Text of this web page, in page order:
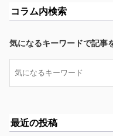
コラム内検索
気になるキーワードで記事
索
最近の投稿